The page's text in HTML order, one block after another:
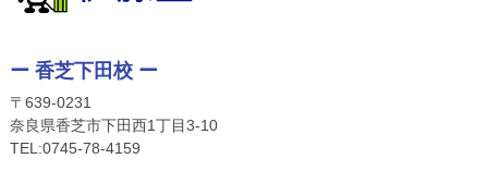
ー 香芝下田校 ー
〒639-0231
奈良県香芝市下田西1丁目3-10
TEL:0745-78-4159